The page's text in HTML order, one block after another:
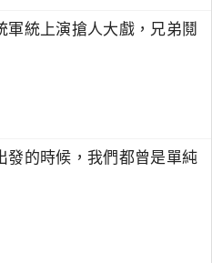
軍統上演搶人大戲，兄弟鬩
發的時候，我們都曾是單純